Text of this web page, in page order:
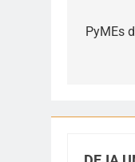
de
PyMEs